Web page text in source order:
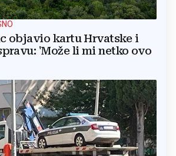
objavio kartu Hrvatske i
'Može li mi netko ovo